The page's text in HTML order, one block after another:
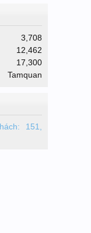
3,708
12,462
17,300
Tamquan
151,